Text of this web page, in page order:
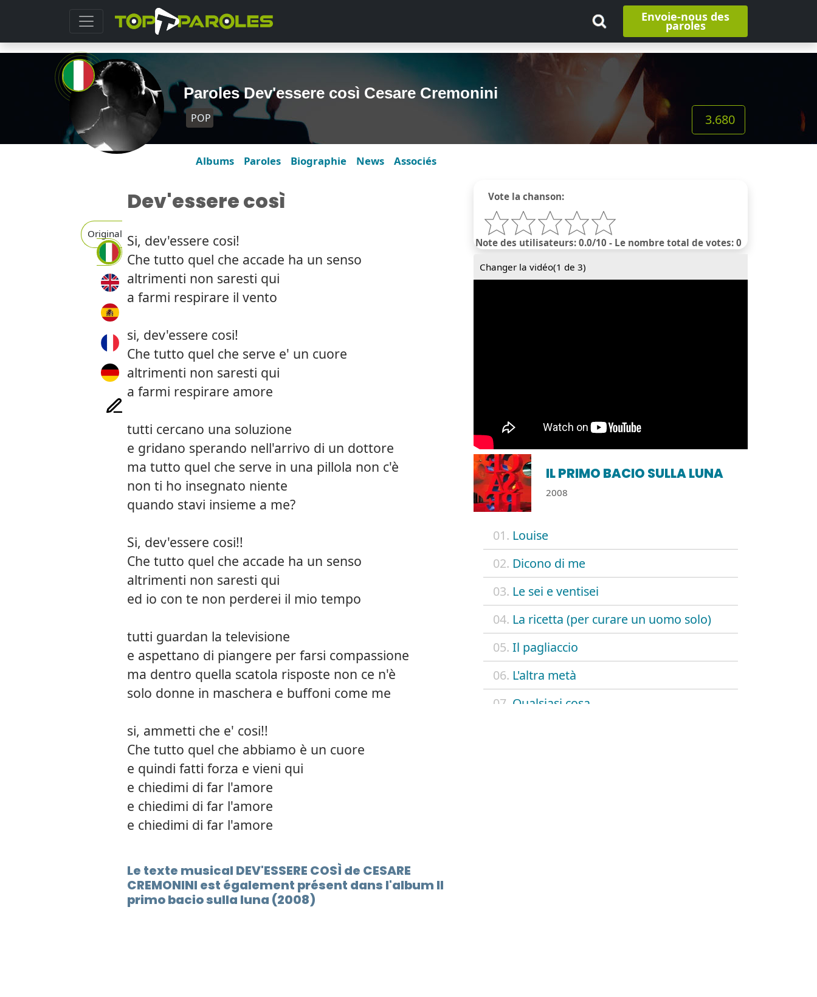
Envoie-nous des
paroles
Paroles Dev'essere così Cesare Cremonini
POP 3.680
Albums Paroles Biographie News Associés
Original
Vote la chanson:
Note des utilisateurs: 0.0/10 - Le nombre total de votes: 0
Changer la vidéo(1 de 3)
IL PRIMO BACIO SULLA LUNA
2008
01. Louise
02. Dicono di me
03. Le sei e ventisei
04. La ricetta (per curare un uomo solo)
05. Il pagliaccio
06. L'altra metà
07. Qualsiasi cosa
Dev'essere così
Si, dev'essere cosi!
Che tutto quel che accade ha un senso
altrimenti non saresti qui
a farmi respirare il vento
si, dev'essere cosi!
Che tutto quel che serve e' un cuore
altrimenti non saresti qui
a farmi respirare amore
tutti cercano una soluzione
e gridano sperando nell'arrivo di un dottore
ma tutto quel che serve in una pillola non c'è
non ti ho insegnato niente
quando stavi insieme a me?
Si, dev'essere cosi!!
Che tutto quel che accade ha un senso
altrimenti non saresti qui
ed io con te non perderei il mio tempo
tutti guardan la televisione
e aspettano di piangere per farsi compassione
ma dentro quella scatola risposte non ce n'è
solo donne in maschera e buffoni come me
si, ammetti che e' cosi!!
Che tutto quel che abbiamo è un cuore
e quindi fatti forza e vieni qui
e chiedimi di far l'amore
e chiedimi di far l'amore
e chiedimi di far l'amore
Le texte musical DEV'ESSERE COSÌ de CESARE
CREMONINI est également présent dans l'album Il
primo bacio sulla luna (2008)